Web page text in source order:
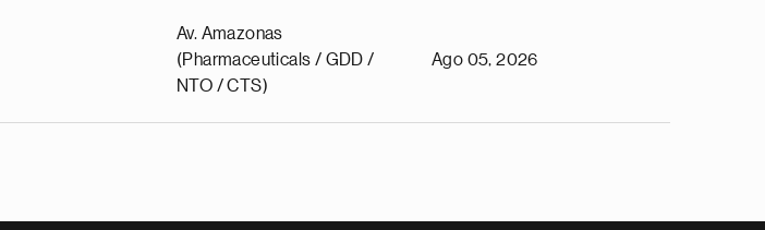
Av. Amazonas
(Pharmaceuticals / GDD /
NTO / CTS)
Ago 05, 2026